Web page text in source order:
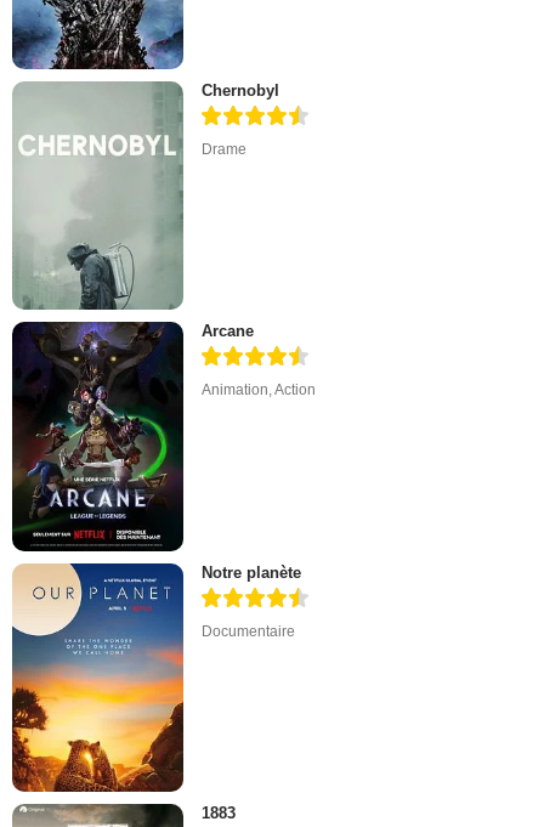
Chernobyl
Drame
Arcane
Animation,Action
Notre planète
Documentaire
1883